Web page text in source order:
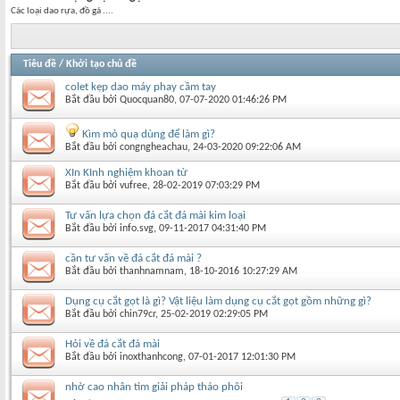
Các loại dao rựa, đồ gá ....
Tiêu đề / Khởi tạo chủ đề
colet kẹp dao máy phay cầm tay
Bắt đầu bởi Quocquan80‎, 07-07-2020 01:46:26 PM
Kìm mỏ quạ dùng để làm gì?
Bắt đầu bởi congngheachau‎, 24-03-2020 09:22:06 AM
XIn KInh nghiệm khoan từ
Bắt đầu bởi vufree‎, 28-02-2019 07:03:29 PM
Tư vấn lựa chọn đá cắt đá mài kim loại
Bắt đầu bởi info.svg‎, 09-11-2017 04:31:40 PM
cần tư vấn về đá cắt đá mài ?
Bắt đầu bởi thanhnamnam‎, 18-10-2016 10:27:29 AM
Dụng cụ cắt gọt là gì? Vật liệu làm dụng cụ cắt gọt gồm những gì?
Bắt đầu bởi chin79cr‎, 25-02-2019 02:29:05 PM
Hỏi về đá cắt đá mài
Bắt đầu bởi inoxthanhcong‎, 07-01-2017 12:01:30 PM
nhờ cao nhân tìm giải pháp tháo phôi